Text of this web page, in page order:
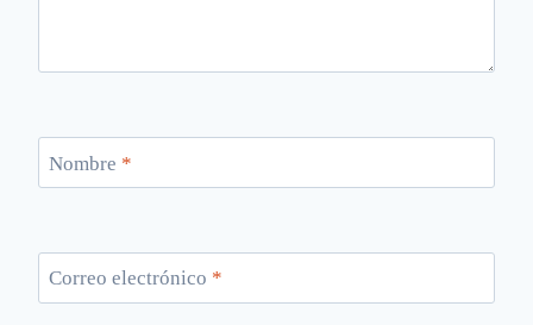
Nombre *
Correo electrónico *